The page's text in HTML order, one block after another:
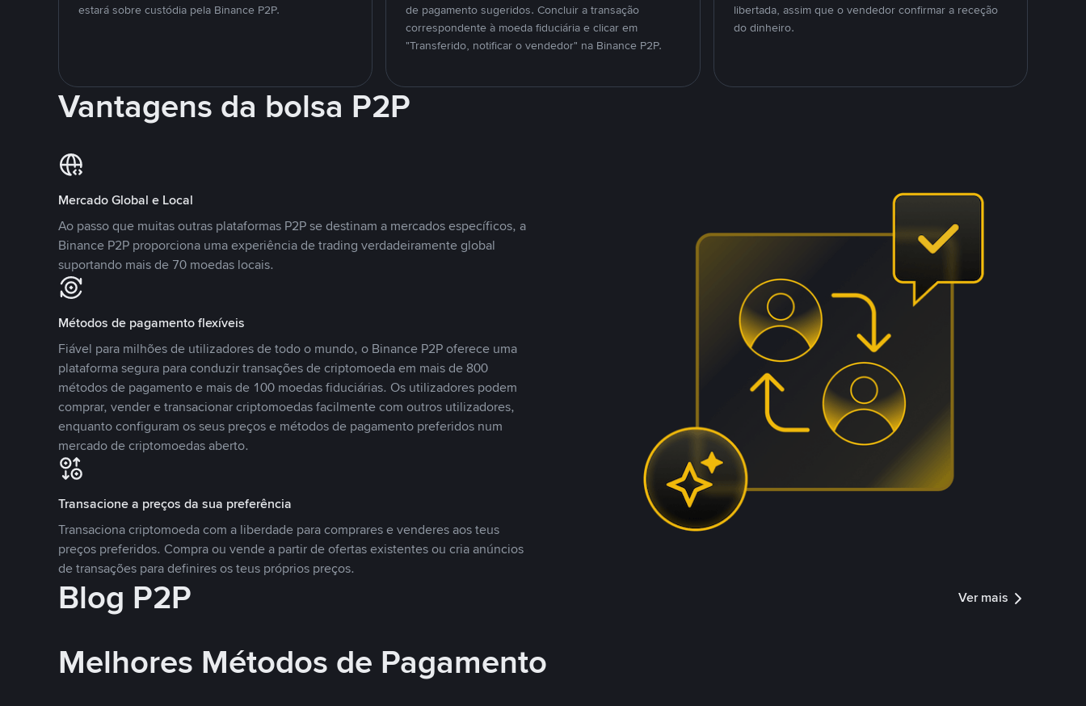
estará sobre custódia pela Binance P2P.
de pagamento sugeridos. Concluir a transação
correspondente à moeda fiduciária e clicar em
"Transferido, notificar o vendedor" na Binance P2P.
libertada, assim que o vendedor confirmar a receção
do dinheiro.
Vantagens da bolsa P2P
Mercado Global e Local
Ao passo que muitas outras plataformas P2P se destinam a mercados específicos, a
Binance P2P proporciona uma experiência de trading verdadeiramente global
suportando mais de 70 moedas locais.
Métodos de pagamento flexíveis
Fiável para milhões de utilizadores de todo o mundo, o Binance P2P oferece uma
plataforma segura para conduzir transações de criptomoeda em mais de 800
métodos de pagamento e mais de 100 moedas fiduciárias. Os utilizadores podem
comprar, vender e transacionar criptomoedas facilmente com outros utilizadores,
enquanto configuram os seus preços e métodos de pagamento preferidos num
mercado de criptomoedas aberto.
Transacione a preços da sua preferência
Transaciona criptomoeda com a liberdade para comprares e venderes aos teus
preços preferidos. Compra ou vende a partir de ofertas existentes ou cria anúncios
de transações para definires os teus próprios preços.
Blog P2P Ver mais
Melhores Métodos de Pagamento